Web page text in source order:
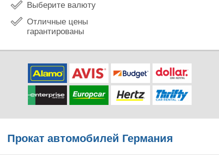
Выберите валюту
Отличные цены
гарантированы
Прокат автомобилей Германия